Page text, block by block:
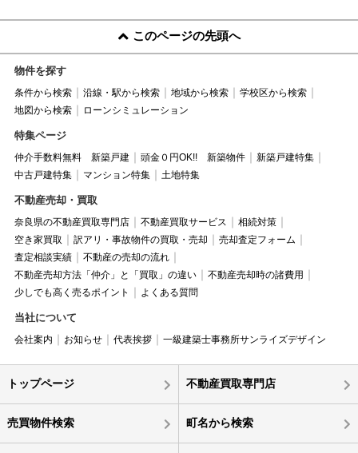
このページの先頭へ
物件を探す
条件から検索 沿線・駅から検索 地域から検索
学校区から検索
地図から検索
ローンシミュレーション
特集ページ
仲介手数料無料 新築戸建 頭金０円OK!! 新築物件
新築戸建特集
中古戸建特集
マンション特集 土地特集
不動産売却・買取
奈良県の不動産買取専門店 不動産買取サービス
相続対策
空き家買取
訳アリ・事故物件の買取・売却
売却査定フォーム
査定相談実績
不動産の売却の流れ
不動産売却方法「仲介」と「買取」の違い
不動産売却時の諸費用
少しでも高く売るポイント
よくある質問
当社について
会社案内 お知らせ 代表挨拶 一級建築士事務所サンライズデザイン
トップページ 不動産買取専門店
売買物件検索 町名から検索